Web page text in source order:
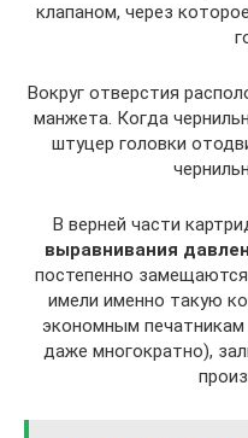
клапаном, через
Вокруг отверстия
манжета. Когда
штуцер головки
В верней части
выравнивания
постепенно
имели именно такую
экономным печатникам
даже многократно),